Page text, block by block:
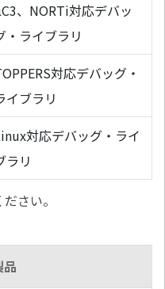
、NORTi対応デバッ
・ライブラリ
対応デバッグ・
イブラリ
対応デバッグ・ライ
ラリ
さい。